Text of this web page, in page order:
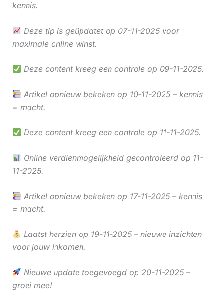
kennis.
Deze tip is geüpdatet op 07-11-2025 voor
maximale online winst.
Deze content kreeg een controle op 09-11-2025.
Artikel opnieuw bekeken op 10-11-2025 – kennis
= macht.
Deze content kreeg een controle op 11-11-2025.
Online verdienmogelijkheid gecontroleerd op 11-
11-2025.
Artikel opnieuw bekeken op 17-11-2025 – kennis
= macht.
Laatst herzien op 19-11-2025 – nieuwe inzichten
voor jouw inkomen.
Nieuwe update toegevoegd op 20-11-2025 –
groei mee!